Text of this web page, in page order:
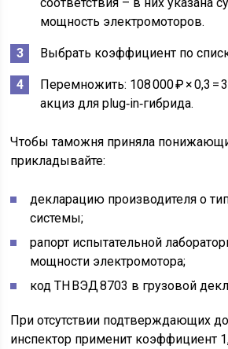
мощность электромоторов.
Выбрать коэффициент по
Перемножить: 108 000 ₽ × 0,3 =
акциз для plug‑in‑гибрида.
Чтобы таможня приняла
прикладывайте:
декларацию производителя о
системы;
рапорт испытательной
мощности электромотора;
код ТН ВЭД 8703 в грузовой
При отсутствии подтверждающих
инспектор применит коэффициент